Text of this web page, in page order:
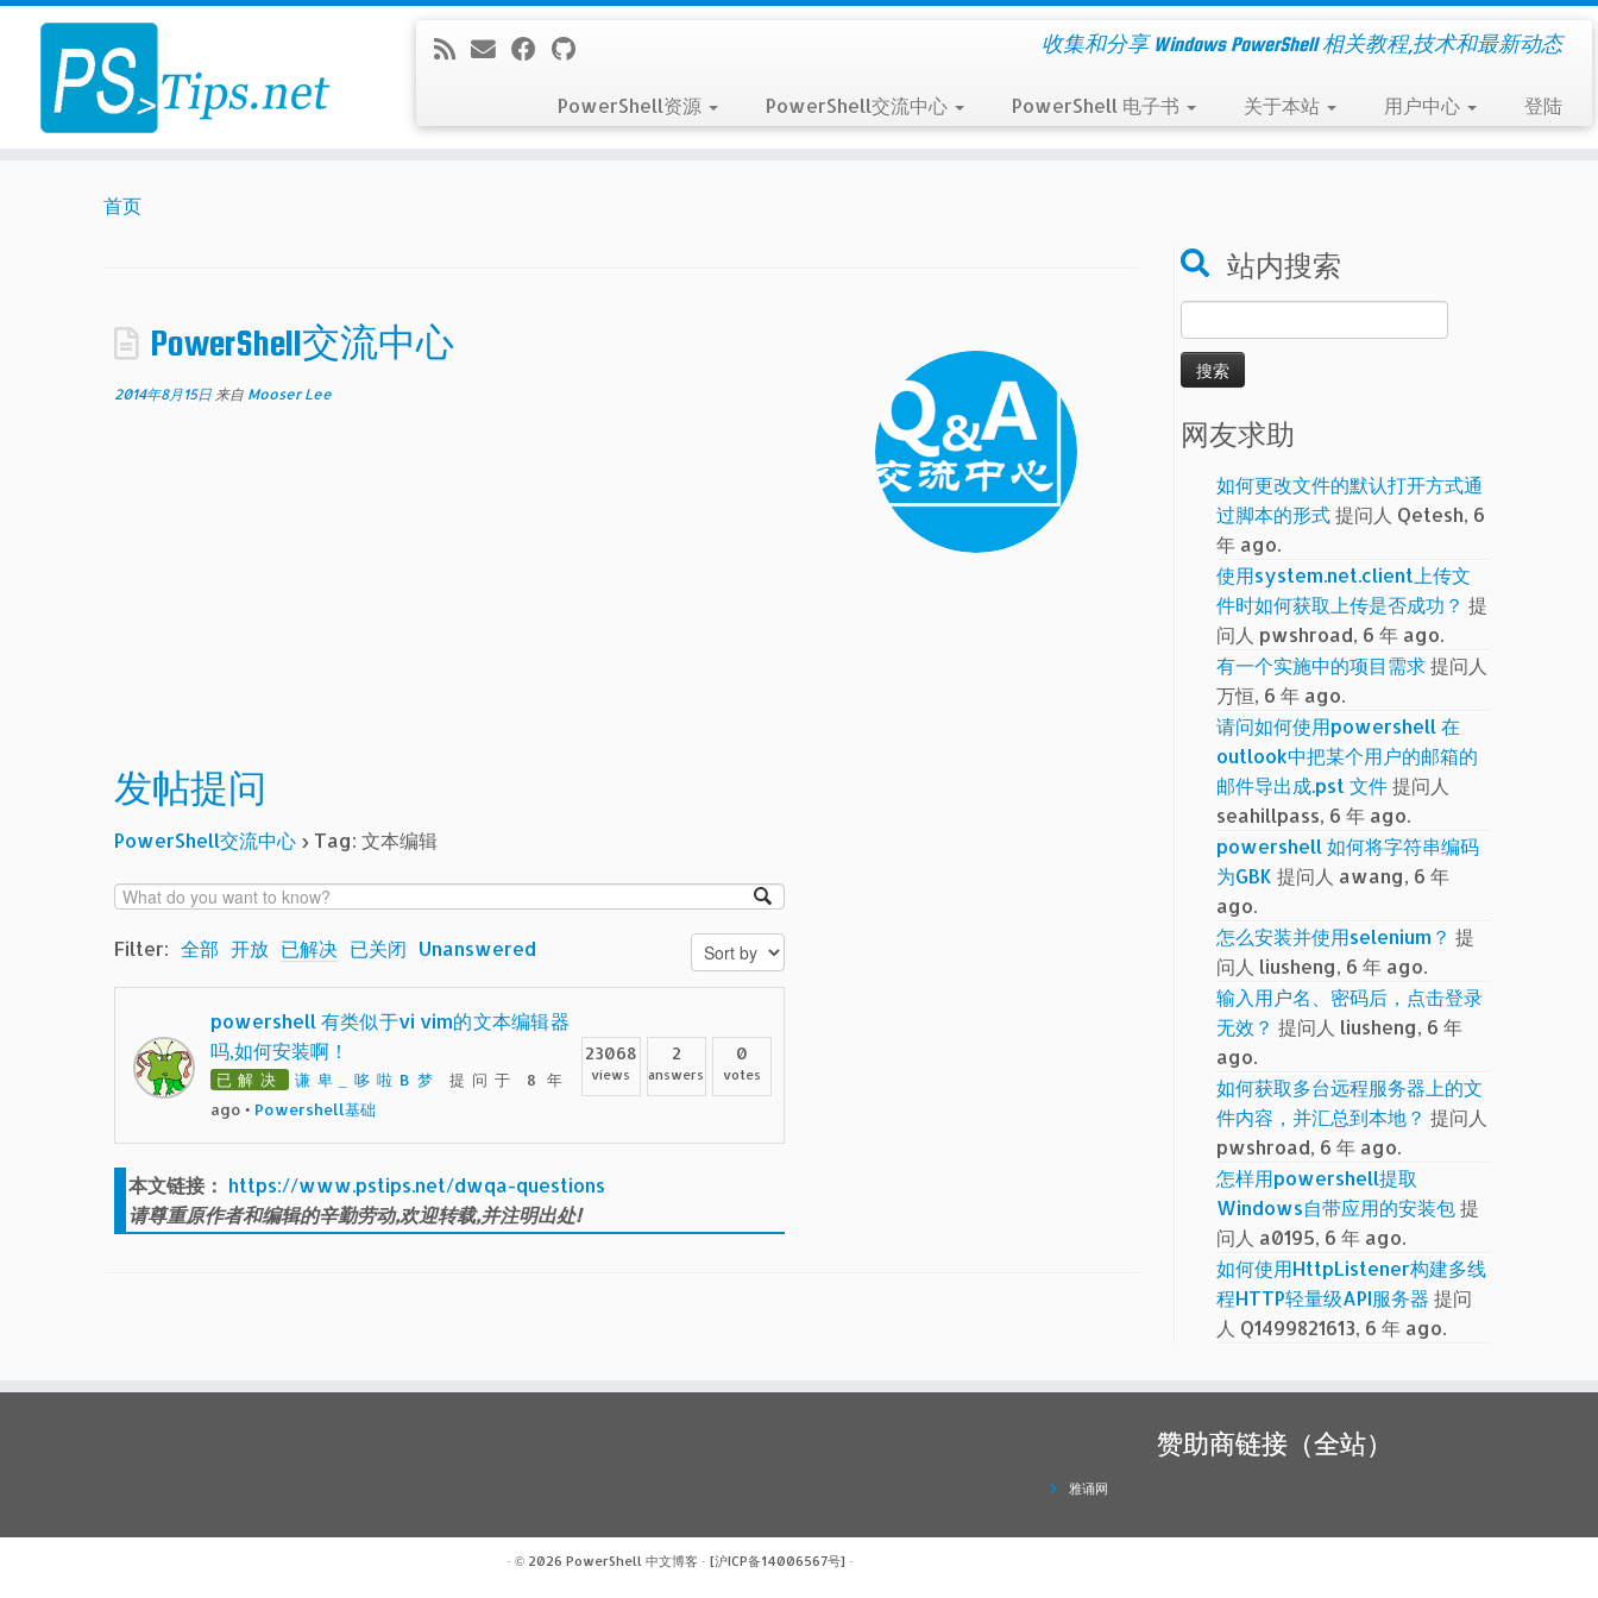
Skip
content
收集和分享 Windows PowerShell 相关教程,技术和最新动态
PowerShell资源 PowerShell交流中心 PowerShell 电子书 关于本站 用户中心 登陆
首页
PowerShell交流中心
2014年8月15日 来自 Mooser Lee
发帖提问
PowerShell交流中心› Tag: 文本编辑
Filter: 全部 开放 已解决 已关闭 Unanswered
powershell 有类似于vi vim的文本编辑器
吗,如何安装啊！
已解决 谦卑_哆啦B梦
提问于 8 年
ago • Powershell基础
23068
views
2
answers
0
votes
本文链接： https://www.pstips.net/dwqa-questions
请尊重原作者和编辑的辛勤劳动,欢迎转载,并注明出处!
站内搜索
索：
网友求助
如何更改文件的默认打开方式通
过脚本的形式提问人 Qetesh, 6
年 ago.
使用system.net.client上传文
件时如何获取上传是否成功？ 提
问人 pwshroad, 6 年 ago.
有一个实施中的项目需求提问人
万恒, 6 年 ago.
请问如何使用powershell 在
outlook中把某个用户的邮箱的
邮件导出成.pst 文件提问人
seahillpass, 6 年 ago.
powershell 如何将字符串编码
为GBK 提问人 awang, 6 年
ago.
怎么安装并使用selenium？ 提
问人 liusheng, 6 年 ago.
输入用户名、密码后，点击登录
无效？ 提问人 liusheng, 6 年
ago.
如何获取多台远程服务器上的文
件内容，并汇总到本地？ 提问人
pwshroad, 6 年 ago.
怎样用powershell提取
Windows自带应用的安装包提
问人 a0195, 6 年 ago.
如何使用HttpListener构建多线
程HTTP轻量级API服务器 提问
人 Q1499821613, 6 年 ago.
赞助商链接（全站）
雅诵网
· © 2026 PowerShell 中文博客 · [沪ICP备14006567号] ·